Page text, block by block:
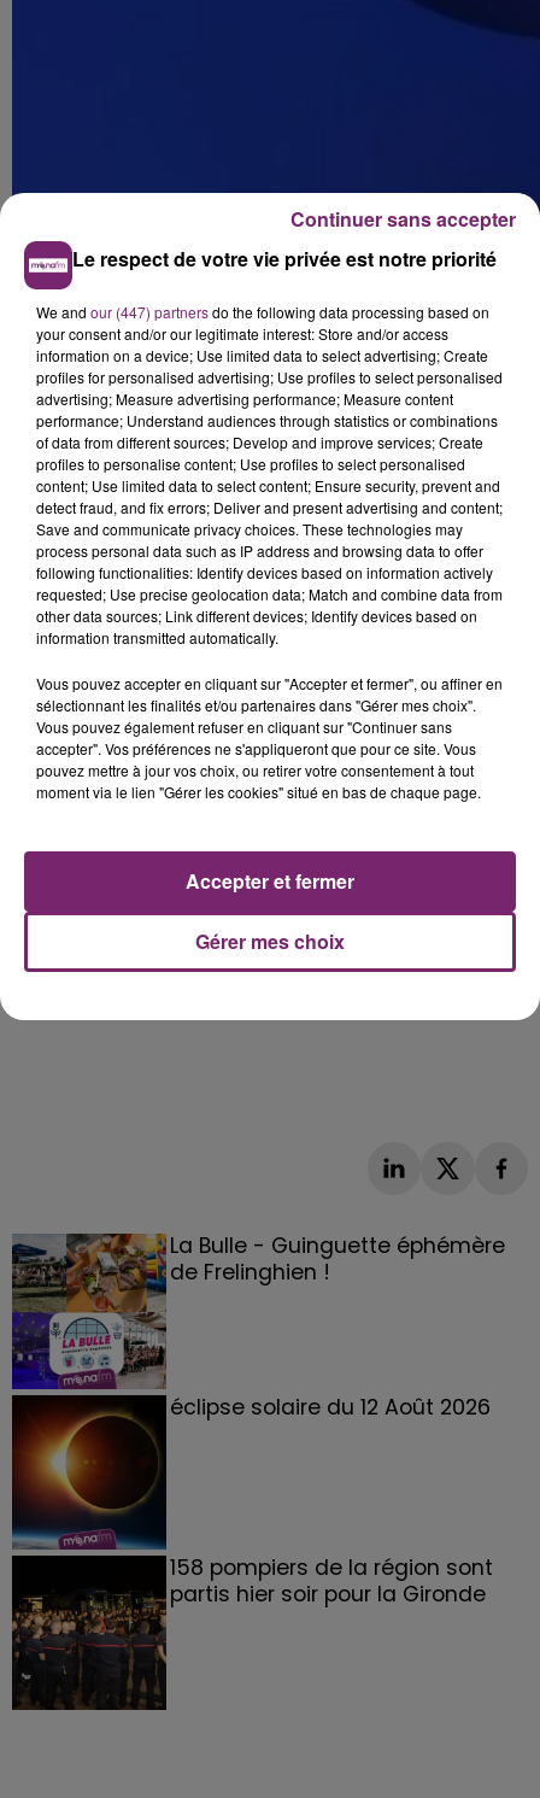
La Bulle - Guinguette éphémère
de Frelinghien !
éclipse solaire du 12 Août 2026
158 pompiers de la région sont
partis hier soir pour la Gironde
Le respect de votre vie privée est notre priorité
We and our (447) partnersdo the following data processing based on
your consent and/or our legitimate interest: Store and/or access
information on a device; Use limited data to select advertising; Create
profiles for personalised advertising; Use profiles to select personalised
advertising; Measure advertising performance; Measure content
performance; Understand audiences through statistics or combinations
of data from different sources; Develop and improve services; Create
profiles to personalise content; Use profiles to select personalised
content; Use limited data to select content; Ensure security, prevent and
detect fraud, and fix errors; Deliver and present advertising and content;
Save and communicate privacy choices. These technologies may
process personal data such as IP address and browsing data to offer
following functionalities: Identify devices based on information actively
requested; Use precise geolocation data; Match and combine data from
other data sources; Link different devices; Identify devices based on
information transmitted automatically.
Vous pouvez accepter en cliquant sur "Accepter et fermer", ou affiner en
sélectionnant les finalités et/ou partenaires dans "Gérer mes choix".
Vous pouvez également refuser en cliquant sur "Continuer sans
accepter". Vos préférences ne s'appliqueront que pour ce site. Vous
pouvez mettre à jour vos choix, ou retirer votre consentement à tout
moment via le lien "Gérer les cookies" situé en bas de chaque page.
Gérer mes choix
Accepter et fermer
Continuer sans accepter